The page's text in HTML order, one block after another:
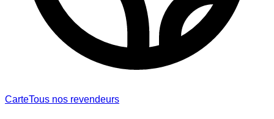
CarteTous nos revendeurs